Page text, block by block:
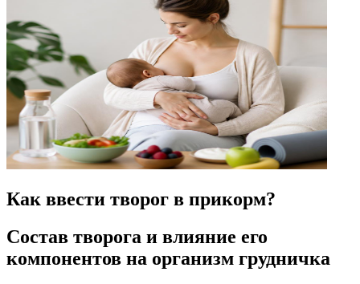
Как ввести творог в прикорм?
Состав творога и влияние его
компонентов на организм грудничка